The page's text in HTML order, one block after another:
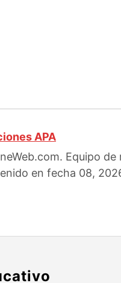
APA
Equipo
en fecha 08,